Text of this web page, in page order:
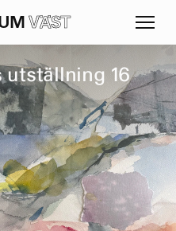
M VÄST
utställning 16